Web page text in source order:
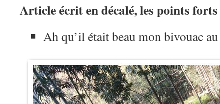
Article écrit en décalé, les points
Ah qu’il était beau mon bivouac